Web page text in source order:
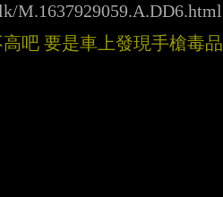
M.1637929059.A.DD6.html
吧 要是車上發現手槍毒品